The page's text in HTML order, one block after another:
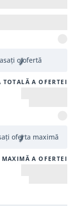
o ofertă
TOTALĂ A OFERTEI
oferta maximă
MAXIMĂ A OFERTEI